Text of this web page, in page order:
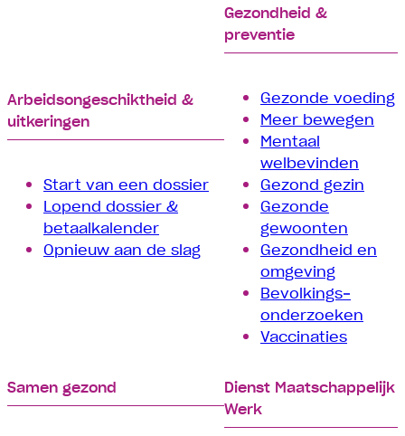
Arbeids­­ongeschiktheid &
uitkeringen
Start van een dossier
Lopend dossier &
betaalkalender
Opnieuw aan de slag
Gezondheid &
preventie
Gezonde voeding
Meer bewegen
Mentaal
welbevinden
Gezond gezin
Gezonde
gewoonten
Gezondheid en
omgeving
Bevolkings­
onderzoeken
Vaccinaties
Samen gezond
Dienst Maatschappelijk
Werk